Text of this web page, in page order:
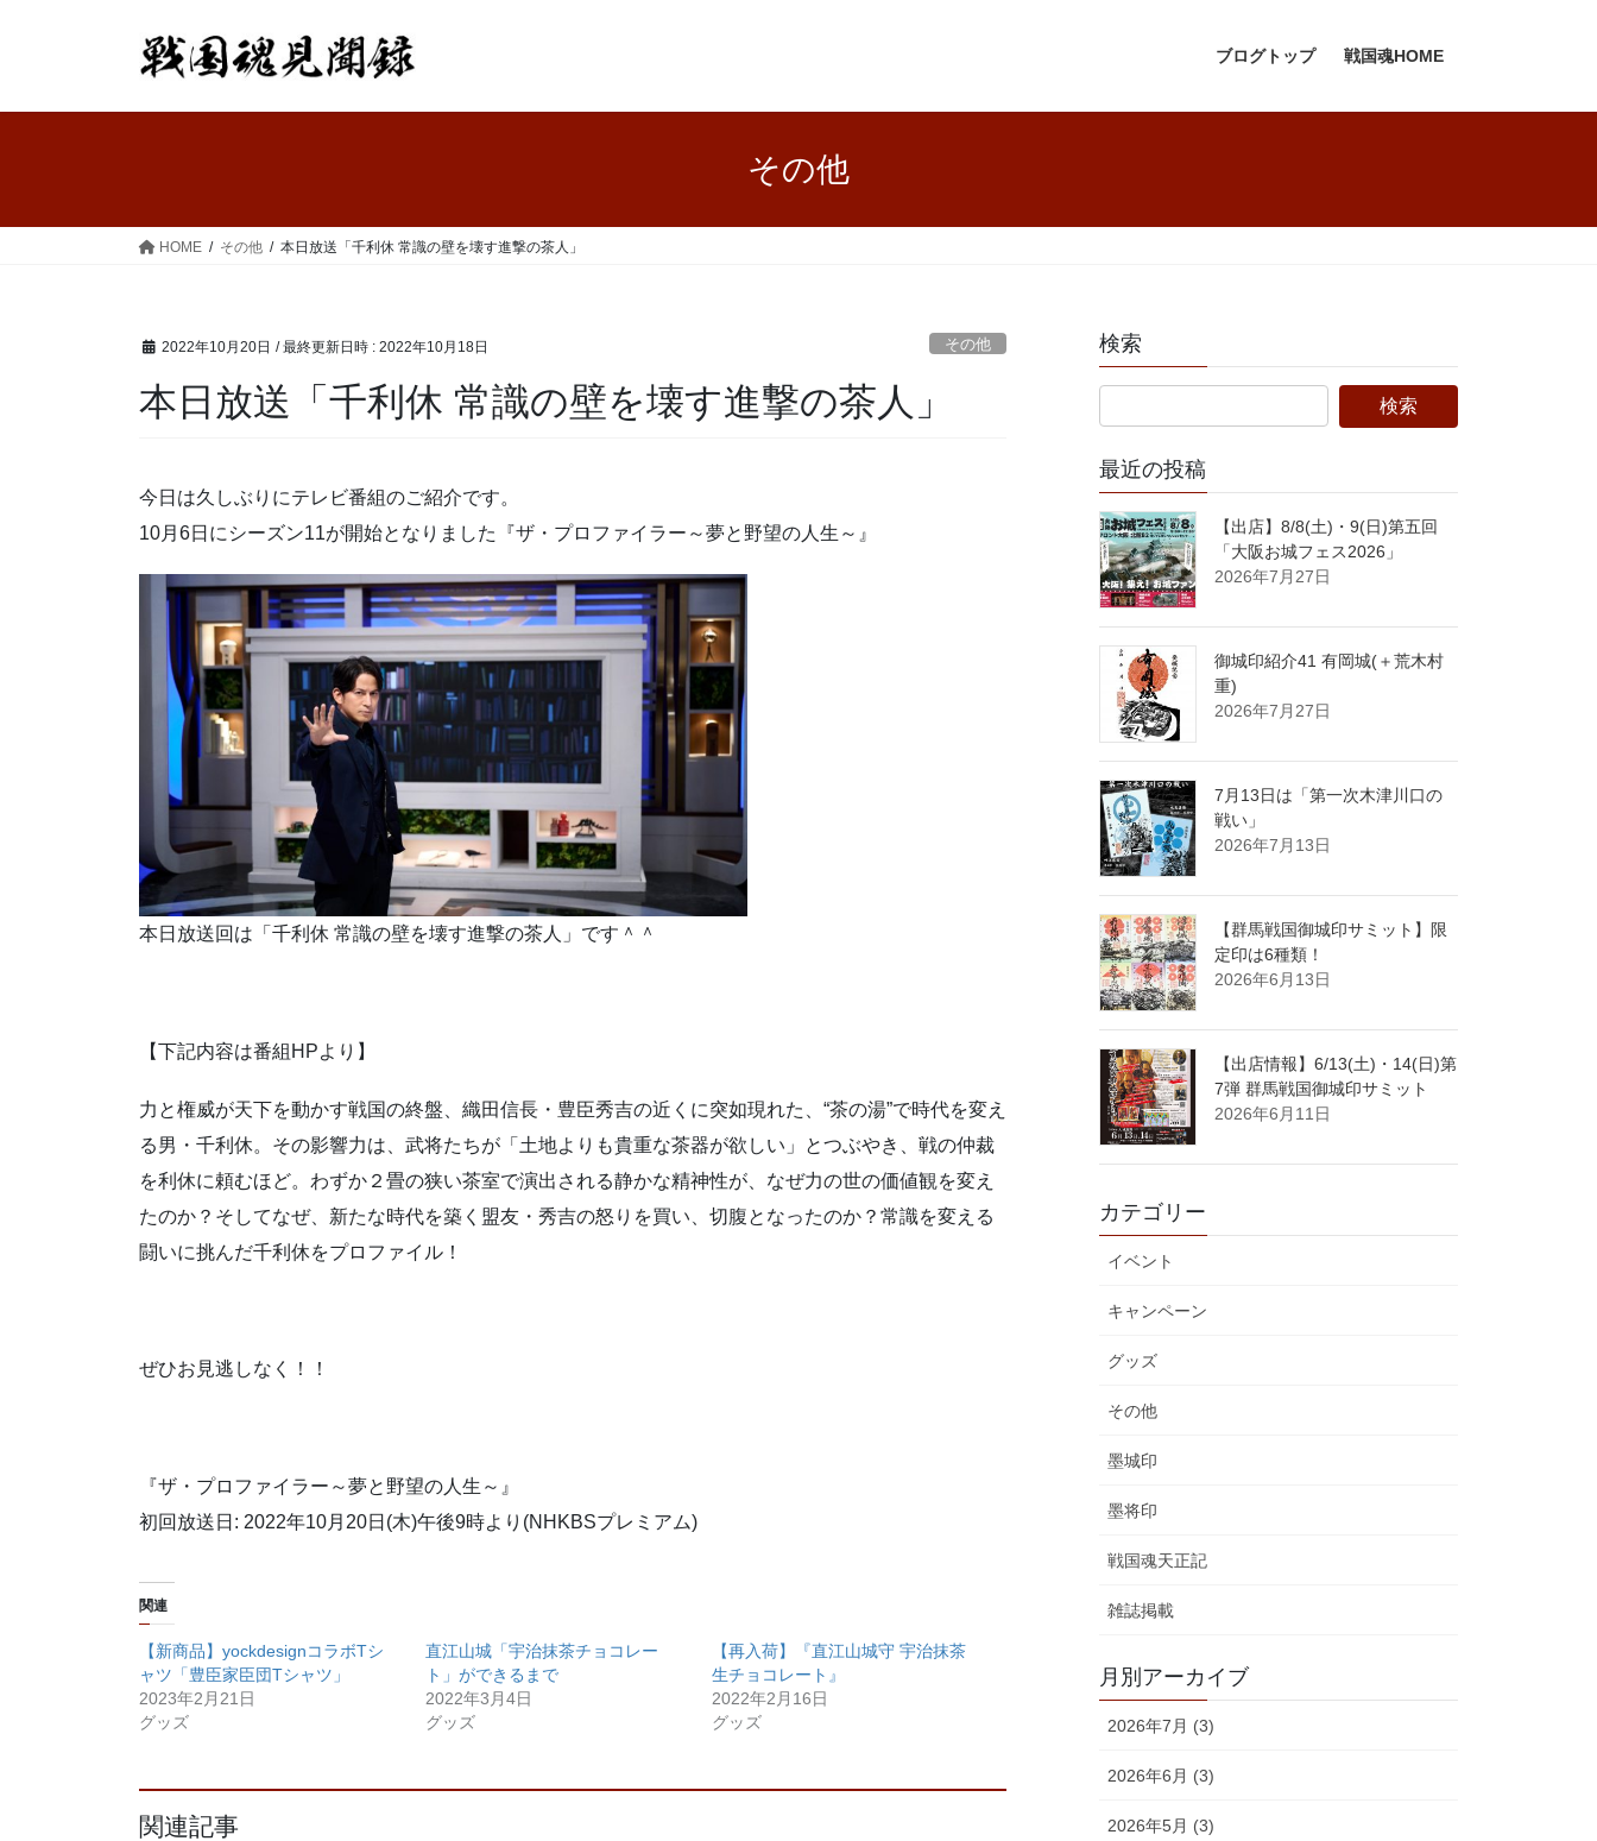
ブログトップ 戦国魂HOME
その他
HOME その他 本日放送「千利休 常識の壁を壊す進撃の茶人」
2022年10月20日 / 最終更新日時 : 2022年10月18日 その他
本日放送「千利休 常識の壁を壊す進撃の茶人」
今日は久しぶりにテレビ番組のご紹介です。
10月6日にシーズン11が開始となりました『ザ・プロファイラー～夢と野望の人生～』
本日放送回は「千利休 常識の壁を壊す進撃の茶人」です＾＾
【下記内容は番組HPより】
力と権威が天下を動かす戦国の終盤、織田信長・豊臣秀吉の近くに突如現れた、“茶の湯”で時代を変え
る男・千利休。その影響力は、武将たちが「土地よりも貴重な茶器が欲しい」とつぶやき、戦の仲裁
を利休に頼むほど。わずか２畳の狭い茶室で演出される静かな精神性が、なぜ力の世の価値観を変え
たのか？そしてなぜ、新たな時代を築く盟友・秀吉の怒りを買い、切腹となったのか？常識を変える
闘いに挑んだ千利休をプロファイル！
ぜひお見逃しなく！！
『ザ・プロファイラー～夢と野望の人生～』
初回放送日: 2022年10月20日(木)午後9時より(NHKBSプレミアム)
関連
【新商品】yockdesignコラボTシ
ャツ「豊臣家臣団Tシャツ」
2023年2月21日
グッズ
直江山城「宇治抹茶チョコレー
ト」ができるまで
2022年3月4日
グッズ
【再入荷】『直江山城守 宇治抹茶
生チョコレート』
2022年2月16日
グッズ
関連記事
検索
最近の投稿
【出店】8/8(土)・9(日)第五回
「大阪お城フェス2026」
2026年7月27日
御城印紹介41 有岡城(＋荒木村
重)
2026年7月27日
7月13日は「第一次木津川口の
戦い」
2026年7月13日
【群馬戦国御城印サミット】限
定印は6種類！
2026年6月13日
【出店情報】6/13(土)・14(日)第
7弾 群馬戦国御城印サミット
2026年6月11日
カテゴリー
イベント
キャンペーン
グッズ
その他
墨城印
墨将印
戦国魂天正記
雑誌掲載
月別アーカイブ
2026年7月 (3)
2026年6月 (3)
2026年5月 (3)